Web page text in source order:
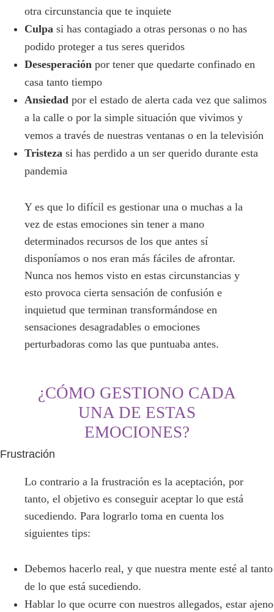
otra circunstancia que te inquiete
Culpa si has contagiado a otras personas o no has
podido proteger a tus seres queridos
Desesperación por tener que quedarte confinado en
casa tanto tiempo
Ansiedad por el estado de alerta cada vez que salimos
a la calle o por la simple situación que vivimos y
vemos a través de nuestras ventanas o en la televisión
Tristeza si has perdido a un ser querido durante esta
pandemia
Y es que lo difícil es gestionar una o muchas a la
vez de estas emociones sin tener a mano
determinados recursos de los que antes sí
disponíamos o nos eran más fáciles de afrontar.
Nunca nos hemos visto en estas circunstancias y
esto provoca cierta sensación de confusión e
inquietud que terminan transformándose en
sensaciones desagradables o emociones
perturbadoras como las que puntuaba antes.
¿CÓMO GESTIONO CADA
UNA DE ESTAS
EMOCIONES?
Frustración
Lo contrario a la frustración es la aceptación, por
tanto, el objetivo es conseguir aceptar lo que está
sucediendo. Para lograrlo toma en cuenta los
siguientes tips:
Debemos hacerlo real, y que nuestra mente esté al tanto
de lo que está sucediendo.
Hablar lo que ocurre con nuestros allegados, estar ajeno